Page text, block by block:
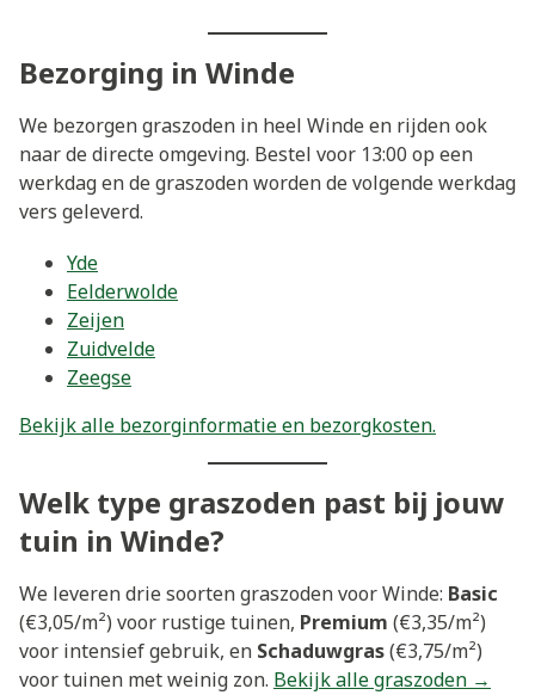
Bezorging in Winde
We bezorgen graszoden in heel Winde en rijden ook
naar de directe omgeving. Bestel voor 13:00 op een
werkdag en de graszoden worden de volgende werkdag
vers geleverd.
Yde
Eelderwolde
Zeijen
Zuidvelde
Zeegse
Bekijk alle bezorginformatie en bezorgkosten.
Welk type graszoden past bij jouw
tuin in Winde?
We leveren drie soorten graszoden voor Winde: Basic
(€3,05/m²) voor rustige tuinen, Premium (€3,35/m²)
voor intensief gebruik, en Schaduwgras(€3,75/m²)
voor tuinen met weinig zon. Bekijk alle graszoden →